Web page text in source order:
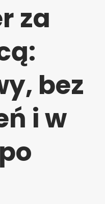
za
bez
i w